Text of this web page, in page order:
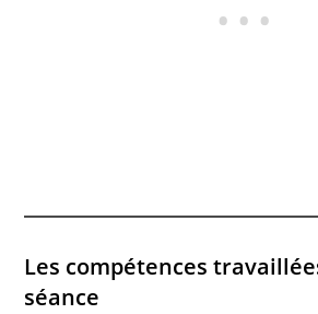
Les compétences
séance